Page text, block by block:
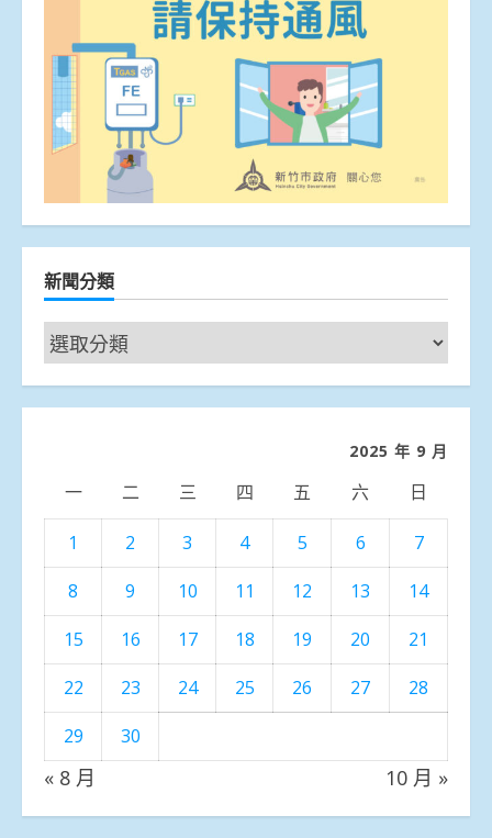
新聞分類
新
聞
分
2025 年 9 月
一 二 三 四 五 六 日
1 2 3 4 5 6
7
8
9 10 11 12 13
14
15
16 17 18 19 20
21
22
23 24 25 26 27
28
29
30
« 8 月 10 月 »